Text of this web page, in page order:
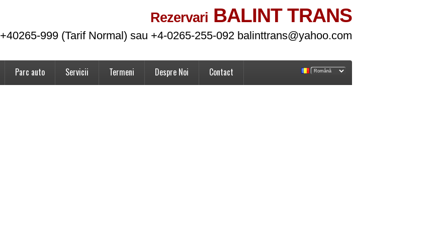
Rezervari BALINT TRANS
+40265-999 (Tarif Normal) sau +4-0265-255-092 balinttrans@yahoo.com
Parc auto Servicii Termeni Despre Noi Contact